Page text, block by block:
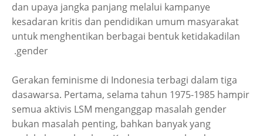
dan upaya jangka panjang melalui kampanye
kesadaran kritis dan pendidikan umum masyarakat
untuk menghentikan berbagai bentuk ketidakadilan
gender.
Gerakan feminisme di Indonesia terbagi dalam tiga
dasawarsa. Pertama, selama tahun 1975-1985 hampir
semua aktivis LSM menganggap masalah gender
bukan masalah penting, bahkan banyak yang